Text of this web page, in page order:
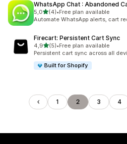
WhatsApp Chat : Abandoned
5,0z 5 hvězd
(4)
Celkový počet recenzí: 4
•Free plan available
Automate WhatsApp alerts, cart
Firecart: Persistent Cart Sync
4,9z 5 hvězd
(5)
Celkový počet recenzí: 5
•Free plan available
Persistent cart sync across all
Built for Shopify
1 2 3 4